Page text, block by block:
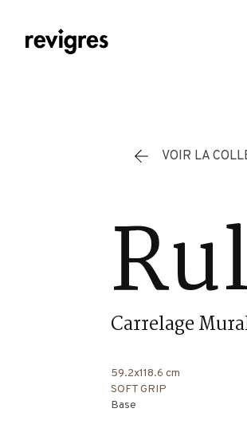
VOIR LA
Carrelage
59.2x118.6 cm
SOFT GRIP
Base